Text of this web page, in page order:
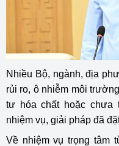
Nhiều Bộ, ngành, địa
rủi ro, ô nhiễm môi
tư hóa chất hoặc chưa
nhiệm vụ, giải pháp đã
Về nhiệm vụ trọng tâm